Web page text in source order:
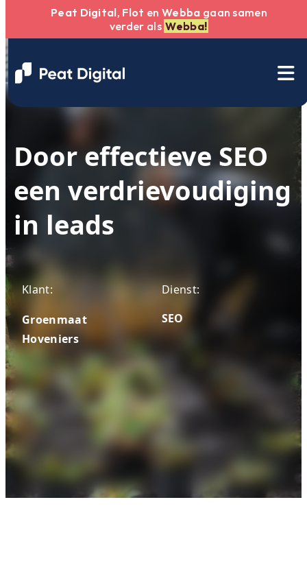
Peat Digital, Flot en Webba gaan samen
verder als Webba!
Door effectieve SEO
een verdrievoudiging
in leads
Klant:
Groenmaat
Hoveniers
Dienst:
SEO